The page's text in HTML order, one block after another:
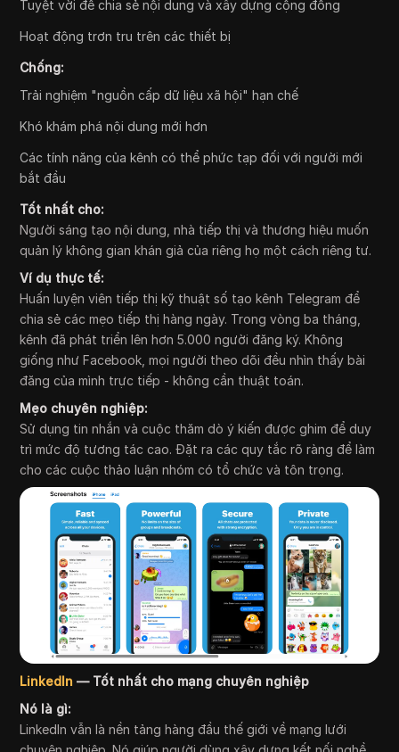
Tuyệt vời để chia sẻ nội dung và xây dựng cộng đồng
Hoạt động trơn tru trên các thiết bị
Chống:
Trải nghiệm "nguồn cấp dữ liệu xã hội" hạn chế
Khó khám phá nội dung mới hơn
Các tính năng của kênh có thể phức tạp đối với người mới
bắt đầu
Tốt nhất cho:
Người sáng tạo nội dung, nhà tiếp thị và thương hiệu muốn
quản lý không gian khán giả của riêng họ một cách riêng tư.
Ví dụ thực tế:
Huấn luyện viên tiếp thị kỹ thuật số tạo kênh Telegram để
chia sẻ các mẹo tiếp thị hàng ngày. Trong vòng ba tháng,
kênh đã phát triển lên hơn 5.000 người đăng ký. Không
giống như Facebook, mọi người theo dõi đều nhìn thấy bài
đăng của mình trực tiếp - không cần thuật toán.
Mẹo chuyên nghiệp:
Sử dụng tin nhắn và cuộc thăm dò ý kiến được ghim để duy
trì mức độ tương tác cao. Đặt ra các quy tắc rõ ràng để làm
cho các cuộc thảo luận nhóm có tổ chức và tôn trọng.
LinkedIn — Tốt nhất cho mạng chuyên nghiệp
Nó là gì:
LinkedIn vẫn là nền tảng hàng đầu thế giới về mạng lưới